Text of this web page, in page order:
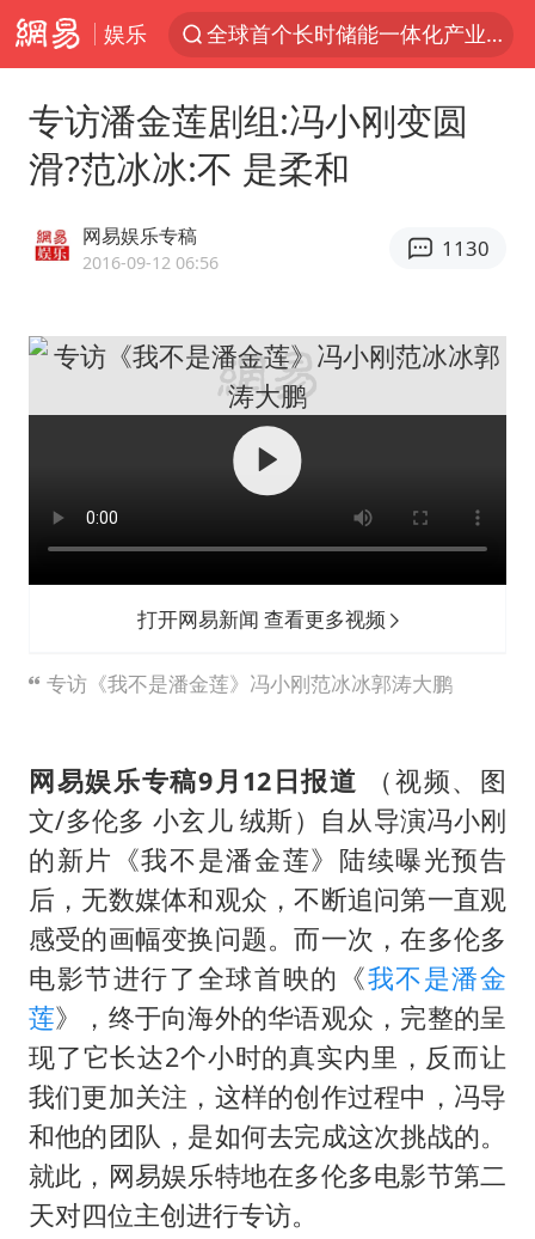
娱乐
全球首个长时储能一体化产业园量产
胜宏科技：股票交易异常波动
国防部：中国军队坚决反制任何闹海挑衅图谋
东航：国内客票提前14天免费退改
欧阳娜娜窦靖童好搭
夯实基础开新局
专访潘金莲剧组:冯小刚变圆
滑?范冰冰:不 是柔和
网易娱乐专稿
2016-09-12 06:56
1130
打开网易新闻 查看更多视频
专访《我不是潘金莲》冯小刚范冰冰郭涛大鹏
网易娱乐专稿9月12日报道 （视频、图
文/多伦多 小玄儿 绒斯）自从导演冯小刚
的新片《我不是潘金莲》陆续曝光预告
后，无数媒体和观众，不断追问第一直观
感受的画幅变换问题。而一次，在多伦多
电影节进行了全球首映的《我不是潘金
莲》，终于向海外的华语观众，完整的呈
现了它长达2个小时的真实内里，反而让
我们更加关注，这样的创作过程中，冯导
和他的团队，是如何去完成这次挑战的。
就此，网易娱乐特地在多伦多电影节第二
天对四位主创进行专访。